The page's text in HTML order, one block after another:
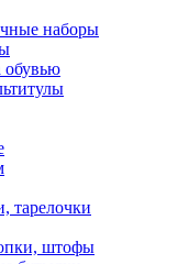
наборы
обувью
тарелочки
штофы